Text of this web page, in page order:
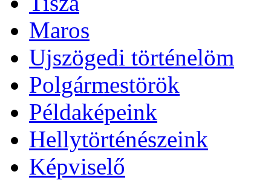
Maros
Ujszögedi történelöm
Polgármestörök
Példaképeink
Hellytörténészeink
Képviselő